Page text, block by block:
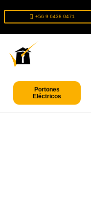
+56 9 6438 0471
Portones
Eléctricos